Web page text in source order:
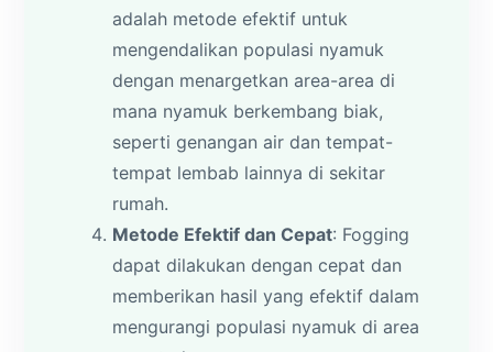
adalah metode efektif untuk
mengendalikan populasi nyamuk
dengan menargetkan area-area di
mana nyamuk berkembang biak,
seperti genangan air dan tempat-
tempat lembab lainnya di sekitar
rumah.
Metode Efektif dan Cepat: Fogging
dapat dilakukan dengan cepat dan
memberikan hasil yang efektif dalam
mengurangi populasi nyamuk di area